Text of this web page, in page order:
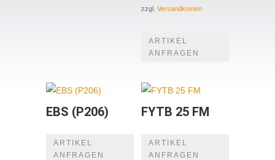
zzgl. Versandkosten
ARTIKEL
ANFRAGEN
EBS (P206)
ARTIKEL
ANFRAGEN
FYTB 25 FM
ARTIKEL
ANFRAGEN